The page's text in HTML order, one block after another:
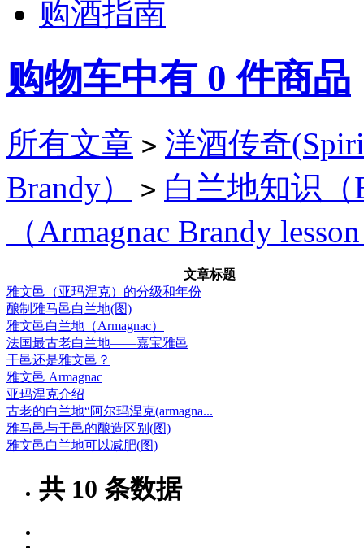
购酒指南
购物车中有 0 件商品
所有文章 > 洋酒传奇
Brandy）
> 白兰地知识（
（Armagnac Brandy
文章标题
雅文邑（亚玛涅克）的分级和年份
酿制雅马邑白兰地(图)
雅文邑白兰地（Armagnac）
法国最古老白兰地——嘉宝雅邑
干邑还是雅文邑？
雅文邑 Armagnac
亚玛涅克介绍
古老的白兰地“阿尔玛涅克(armagna...
雅马邑与干邑的酿造区别(图)
雅文邑白兰地可以减肥(图)
共 10 条数据